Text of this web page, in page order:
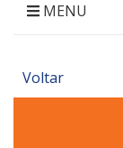
MENU
Voltar